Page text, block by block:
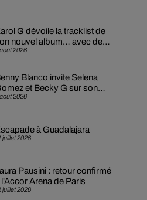
2026
G dévoile la tracklist de
nouvel album… avec des
2026
Blanco invite Selena
et Becky G sur son
single
juillet 2026
à Guadalajara
juillet 2026
Pausini : retour confirmé
l'Accor Arena de Paris